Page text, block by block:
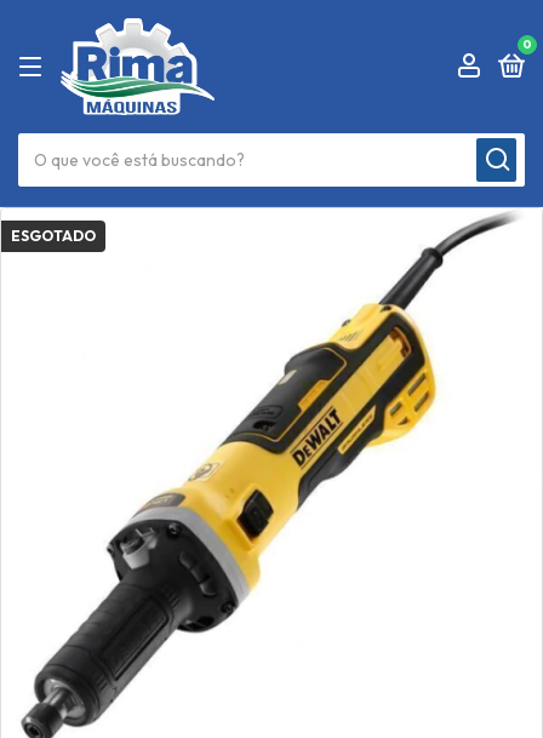
0
ESGOTADO